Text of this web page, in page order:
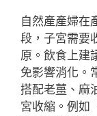
自然產產婦在
段，子宮需要
原。飲食上建
免影響消化。
搭配老薑、麻
宮收縮。例如